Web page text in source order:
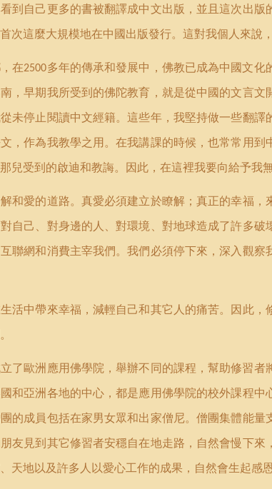
到自己更多的書被翻譯成中文出版，並且這次出
次這麼大規模地在中國出版發行。這對我個人來說
在2500多年的傳承和發展中，佛教已成為中國文
，早期我所受到的佛陀教育，就是從中國的文言
未停止閱讀中文經籍。這些年，我堅持做一些翻
，作為我教學之用。在我講課的時候，也常常用
兒受到的啟迪和教誨。因此，在這裡我要向給予我
和愛的道路。真愛必須建立於瞭解；真正的幸福
自己、對身邊的人、對環境、對地球造成了許多
聯網和消費主宰我們。我們必須停下來，深入觀察
活中帶來幸福，減輕自己和其它人的痛苦。因此
了歐洲應用佛學院，舉辦不同的課程，幫助修習
和亞洲各地的中心，都是應用佛學院的校外課程
的成員包括在家男女眾和出家僧尼。僧團集體能
友見到其它修習者安穩自在地走路，自然會慢下
天地以及許多人以愛心工作的成果，自然會生起感